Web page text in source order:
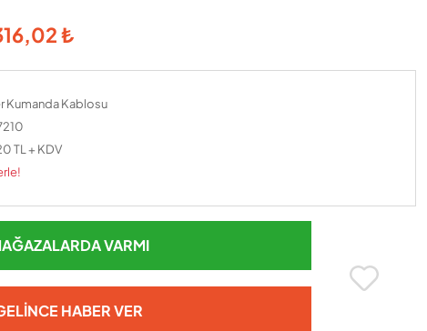
₺
Kumanda Kablosu
TL + KDV
VARMI
HABER VER